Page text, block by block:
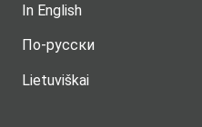
In English
По-русски
Lietuviškai